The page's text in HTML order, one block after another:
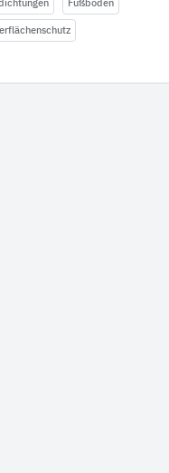
Fußböden